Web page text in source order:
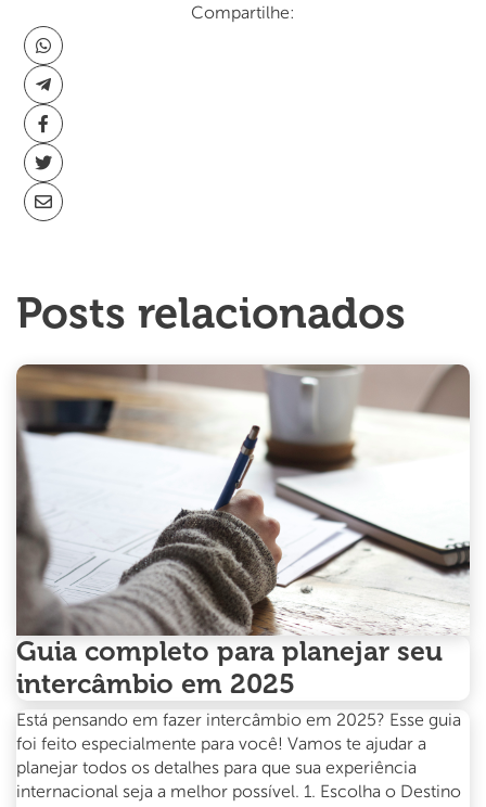
Compartilhe:
Posts relacionados
Guia completo para planejar seu
intercâmbio em 2025
Está pensando em fazer intercâmbio em 2025? Esse guia
foi feito especialmente para você! Vamos te ajudar a
planejar todos os detalhes para que sua experiência
internacional seja a melhor possível. 1. Escolha o Destino